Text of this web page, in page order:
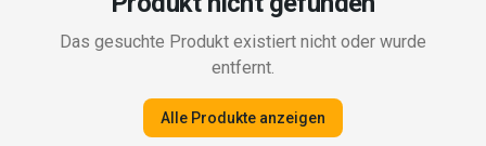
Das gesuchte Produkt existiert nicht oder wurde
entfernt.
Alle Produkte anzeigen